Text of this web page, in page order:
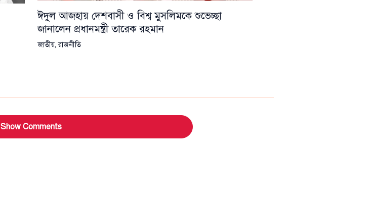
ঈদুল আজহায় দেশবাসী ও বিশ্ব মুসলিমকে শুভেচ্ছা
জানালেন প্রধানমন্ত্রী তারেক রহমান
জাতীয়,রাজনীতি
Show Comments